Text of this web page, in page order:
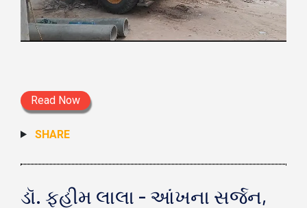
Read Now
SHARE
ડૉ. ફહીમ લાલા - આંખના સર્જન,